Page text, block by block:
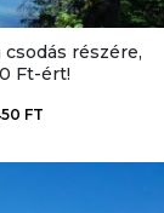
részére,
Ft-ért!
FT